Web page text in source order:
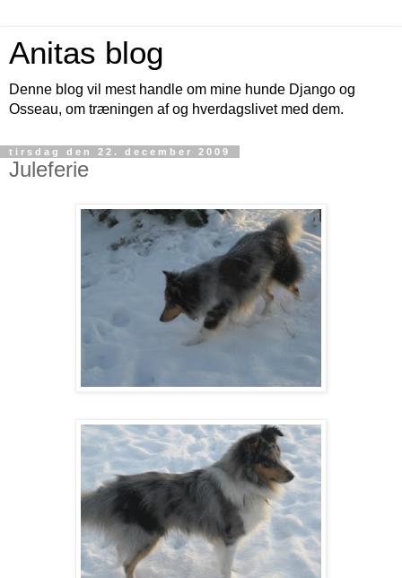
Anitas blog
Denne blog vil mest handle om mine hunde Django og
Osseau, om træningen af og hverdagslivet med dem.
tirsdag den 22. december 2009
Juleferie